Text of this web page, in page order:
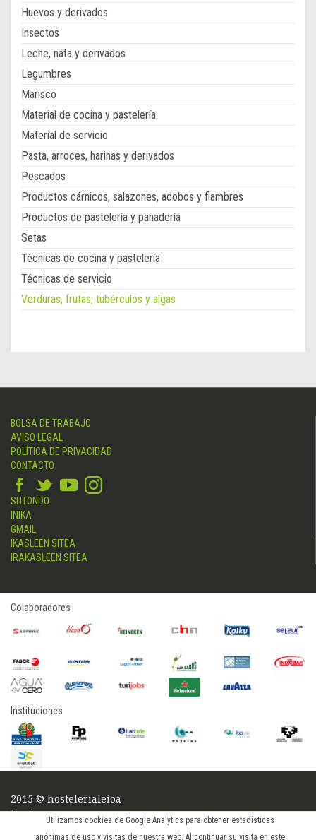
Utilizamos cookies de Google Analytics para obtener estadísticas
anónimas de uso y visitas de nuestra web. Al continuar su visita en este
Huevos y derivados
Insectos
Leche, nata y derivados
Legumbres
Marisco
Material de cocina y pastelería
Material de servicio
Pasta, arroces, harinas y derivados
Pescados
Productos cárnicos, salazones, adobos y fiambres
Productos de pastelería y panadería
Setas
Técnicas de cocina y pastelería
Técnicas de servicio
Verduras, frutas, tubérculos y algas
BOLSA DE TRABAJO
AVISO LEGAL
POLÍTICA DE PRIVACIDAD
CONTACTO
SUTONDO
INIKA
GMAIL
IKASLEEN SITEA
IRAKASLEEN SITEA
Colaboradores
Instituciones
2015 © hostelerialeioa
Log in